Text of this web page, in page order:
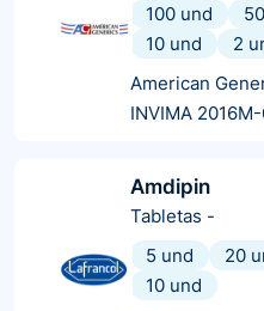
100 und
10 und
2
American
INVIMA
Amdipin
Tabletas -
5 und
20
10 und